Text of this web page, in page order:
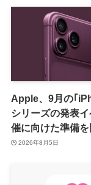
Apple、9月の｢
シリーズの発表
催に向けた準備を
月8日か9月9日に
2026年8月5日